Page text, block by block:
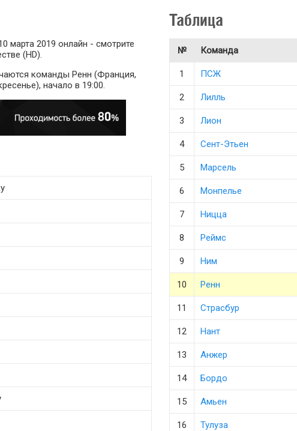
марта 2019 онлайн - смотрите
(HD).
команды Ренн (Франция,
начало в 19:00.
Таблица
№ Команда
1 ПСЖ
2 Лилль
3 Лион
4 Сент-Этьен
5 Марсель
6 Монпелье
7 Ницца
8 Реймс
9 Ним
10 Ренн
11 Страсбур
12 Нант
13 Анжер
14 Бордо
15 Амьен
16 Тулуза